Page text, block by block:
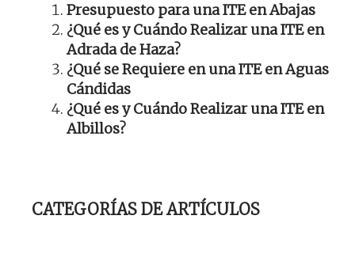
Presupuesto para una ITE en Abajas
¿Qué es y Cuándo Realizar una ITE en
Adrada de Haza?
¿Qué se Requiere en una ITE en Aguas
Cándidas
¿Qué es y Cuándo Realizar una ITE en
Albillos?
CATEGORÍAS DE ARTÍCULOS